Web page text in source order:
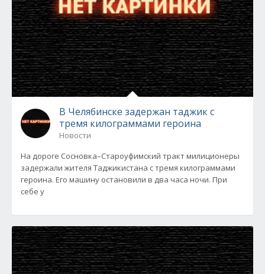
В Челябинске задержан таджик с
тремя килограммами героина
Новости
На дороге Сосновка–Староуфимский тракт милиционеры
задержали жителя Таджикистана с тремя килограммами
героина. Его машину остановили в два часа ночи. При
себе у